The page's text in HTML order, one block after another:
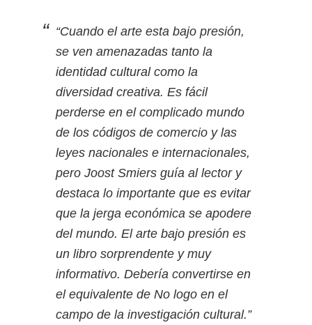
“Cuando el arte esta bajo presión,
se ven amenazadas tanto la
identidad cultural como la
diversidad creativa. Es fácil
perderse en el complicado mundo
de los códigos de comercio y las
leyes nacionales e internacionales,
pero Joost Smiers guía al lector y
destaca lo importante que es evitar
que la jerga económica se apodere
del mundo. El arte bajo presión es
un libro sorprendente y muy
informativo. Debería convertirse en
el equivalente de No logo en el
campo de la investigación cultural.”